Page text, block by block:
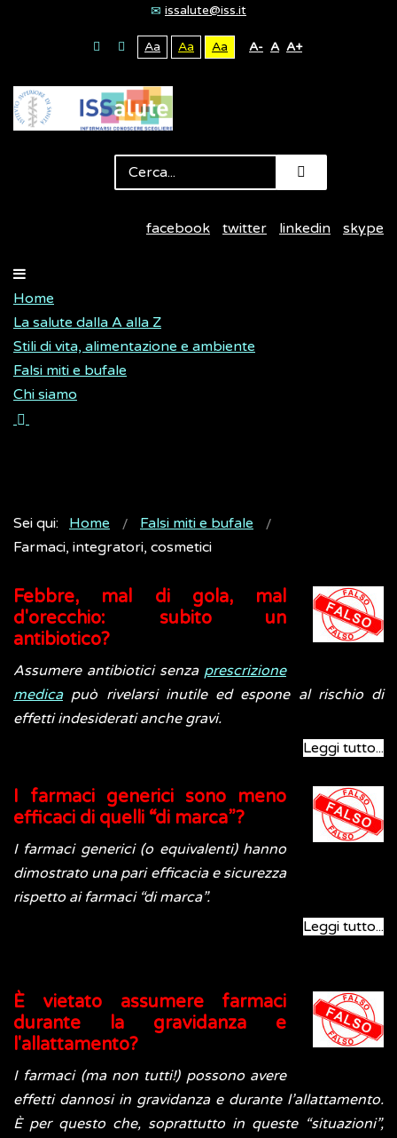
issalute@iss.it
Aa Aa Aa A- A A+
facebook twitter linkedin skype
Home
La salute dalla A alla Z
Stili di vita, alimentazione e ambiente
Falsi miti e bufale
Chi siamo
Sei qui: Home
Falsi miti e bufale
Farmaci, integratori, cosmetici
Febbre, mal di gola, mal
d'orecchio: subito un
antibiotico?
Assumere antibiotici senza prescrizione
medicapuò rivelarsi inutile ed espone al rischio di
effetti indesiderati anche gravi.
Leggi tutto...
I farmaci generici sono meno
efficaci di quelli “di marca”?
I farmaci generici (o equivalenti) hanno
dimostrato una pari efficacia e sicurezza
rispetto ai farmaci “di marca”.
Leggi tutto...
È vietato assumere farmaci
durante la gravidanza e
l'allattamento?
I farmaci (ma non tutti!) possono avere
effetti dannosi in gravidanza e durante l’allattamento.
È per questo che, soprattutto in queste “situazioni”,